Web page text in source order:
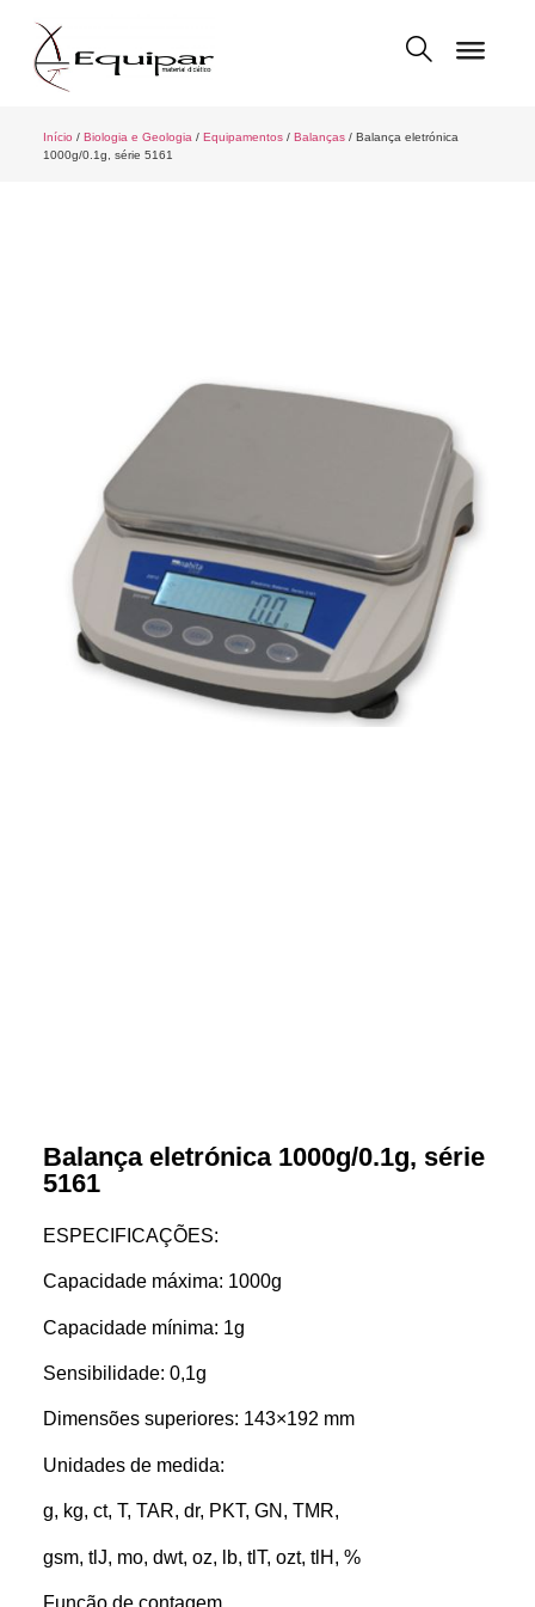
Início / Biologia e Geologia / Equipamentos/ Balanças/ Balança eletrónica
1000g/0.1g, série 5161
Balança eletrónica 1000g/0.1g, série
5161
ESPECIFICAÇÕES:
Capacidade máxima: 1000g
Capacidade mínima: 1g
Sensibilidade: 0,1g
Dimensões superiores: 143×192 mm
Unidades de medida:
g, kg, ct, T, TAR, dr, PKT, GN, TMR,
gsm, tlJ, mo, dwt, oz, lb, tlT, ozt, tlH, %
Função de contagem